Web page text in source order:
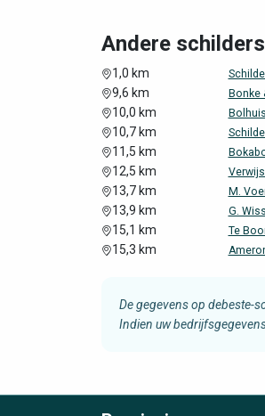
Andere
1,0 km
9,6 km Bonke
10,0 km
10,7 km
11,5 km
12,5 km
13,7 km M.
13,9 km G.
15,1 km Te
15,3 km
De gegevens op debeste-
Indien uw